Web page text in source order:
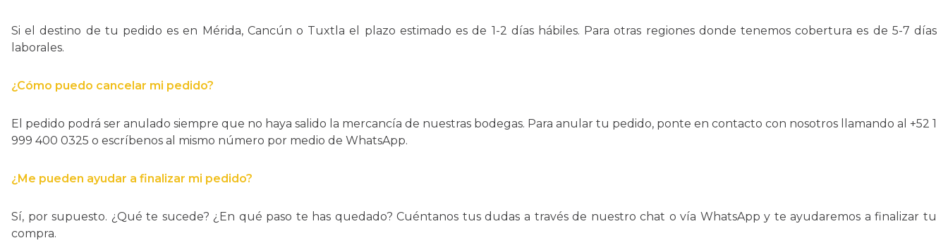
Si el destino de tu pedido es en Mérida, Cancún o Tuxtla el plazo estimado es de 1-2 días hábiles. Para otras regiones donde tenemos cobertura es de 5-7 días
laborales.
¿Cómo puedo cancelar mi pedido?
El pedido podrá ser anulado siempre que no haya salido la mercancía de nuestras bodegas. Para anular tu pedido, ponte en contacto con nosotros llamando al +52 1
999 400 0325 o escríbenos al mismo número por medio de WhatsApp.
¿Me pueden ayudar a finalizar mi pedido?
Sí, por supuesto. ¿Qué te sucede? ¿En qué paso te has quedado? Cuéntanos tus dudas a través de nuestro chat o vía WhatsApp y te ayudaremos a finalizar tu
compra.